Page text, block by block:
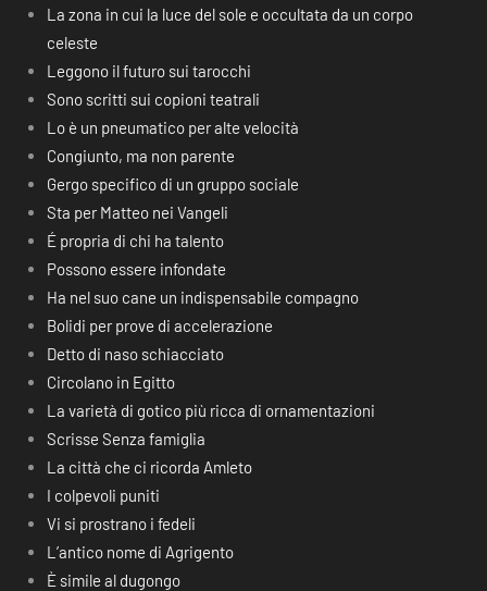
La zona in cui la luce del sole e occultata da un corpo
celeste
Leggono il futuro sui tarocchi
Sono scritti sui copioni teatrali
Lo è un pneumatico per alte velocità
Congiunto, ma non parente
Gergo specifico di un gruppo sociale
Sta per Matteo nei Vangeli
É propria di chi ha talento
Possono essere infondate
Ha nel suo cane un indispensabile compagno
Bolidi per prove di accelerazione
Detto di naso schiacciato
Circolano in Egitto
La varietà di gotico più ricca di ornamentazioni
Scrisse Senza famiglia
La città che ci ricorda Amleto
I colpevoli puniti
Vi si prostrano i fedeli
L’antico nome di Agrigento
È simile al dugongo